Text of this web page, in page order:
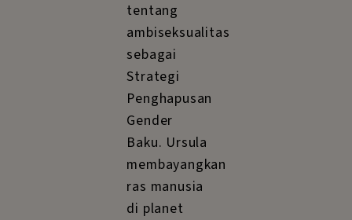
tentang
ambiseksualitas
sebagai
Strategi
Penghapusan
Gender
Baku. Ursula
membayangkan
ras manusia
di planet